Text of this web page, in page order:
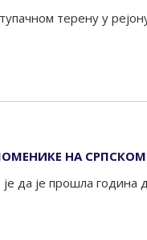
терену у
НА
да је прошла година